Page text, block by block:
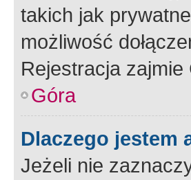
takich jak
możliwość
Rejestracja zajmie
Góra
Dlaczego jestem
Jeżeli nie